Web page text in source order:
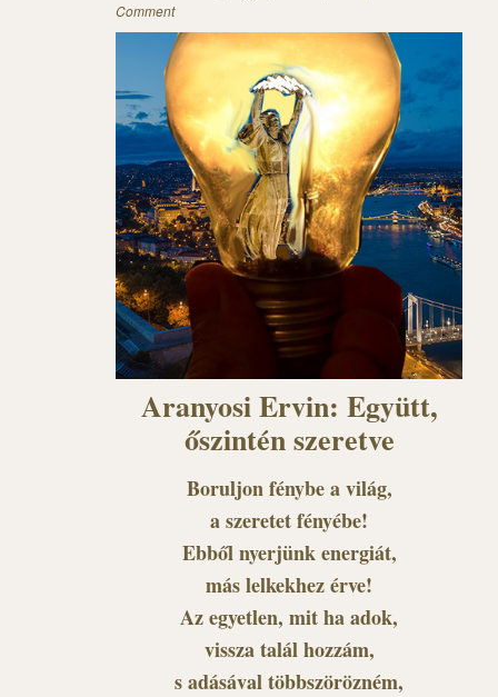
Comment
Aranyosi Ervin: Együtt,
őszintén szeretve
Boruljon fénybe a világ,
a szeretet fényébe!
Ebből nyerjünk energiát,
más lelkekhez érve!
Az egyetlen, mit ha adok,
vissza talál hozzám,
s adásával többszörözném,